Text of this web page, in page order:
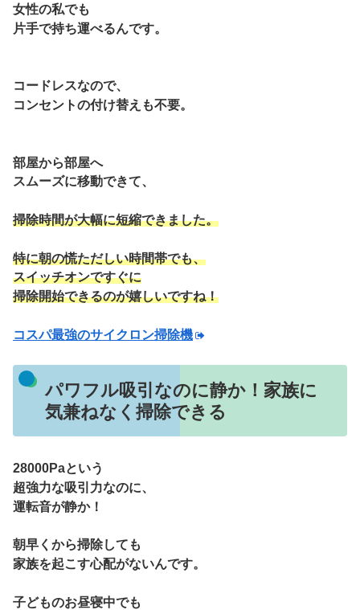
女性の私でも
片手で持ち運べるんです。
コードレスなので、
コンセントの付け替えも不要。
部屋から部屋へ
スムーズに移動できて、
掃除時間が大幅に短縮できました。
特に朝の慌ただしい時間帯でも、
スイッチオンですぐに
掃除開始できるのが嬉しいですね！
コスパ最強のサイクロン掃除機
パワフル吸引なのに静か！家族に
気兼ねなく掃除できる
28000Paという
超強力な吸引力なのに、
運転音が静か！
朝早くから掃除しても
家族を起こす心配がないんです。
子どものお昼寝中でも